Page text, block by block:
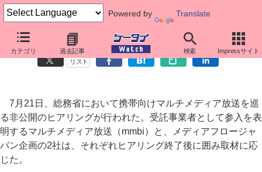
Powered by Translate
カテゴリ 過去記事 検索 Impressサイト
携帯マルチメディア放送の行方、mmbiとMediaFLO双方の主張
リスト
7月21日、総務省において携帯向けマルチメディア放送を巡
る非公開のヒアリングが行われた。受託事業者として参入を表
明するマルチメディア放送（mmbi）と、メディアフロージャ
パン企画の2社は、それぞれヒアリング終了後に囲み取材に応
じた。